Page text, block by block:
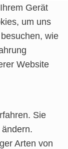
Gerät
um uns
wie
Website
Sie
Arten von